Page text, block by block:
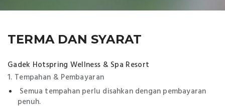
TERMA DAN SYARAT
Gadek Hotspring Wellness & Spa Resort
1. Tempahan & Pembayaran
Semua tempahan perlu disahkan dengan pembayaran
penuh.